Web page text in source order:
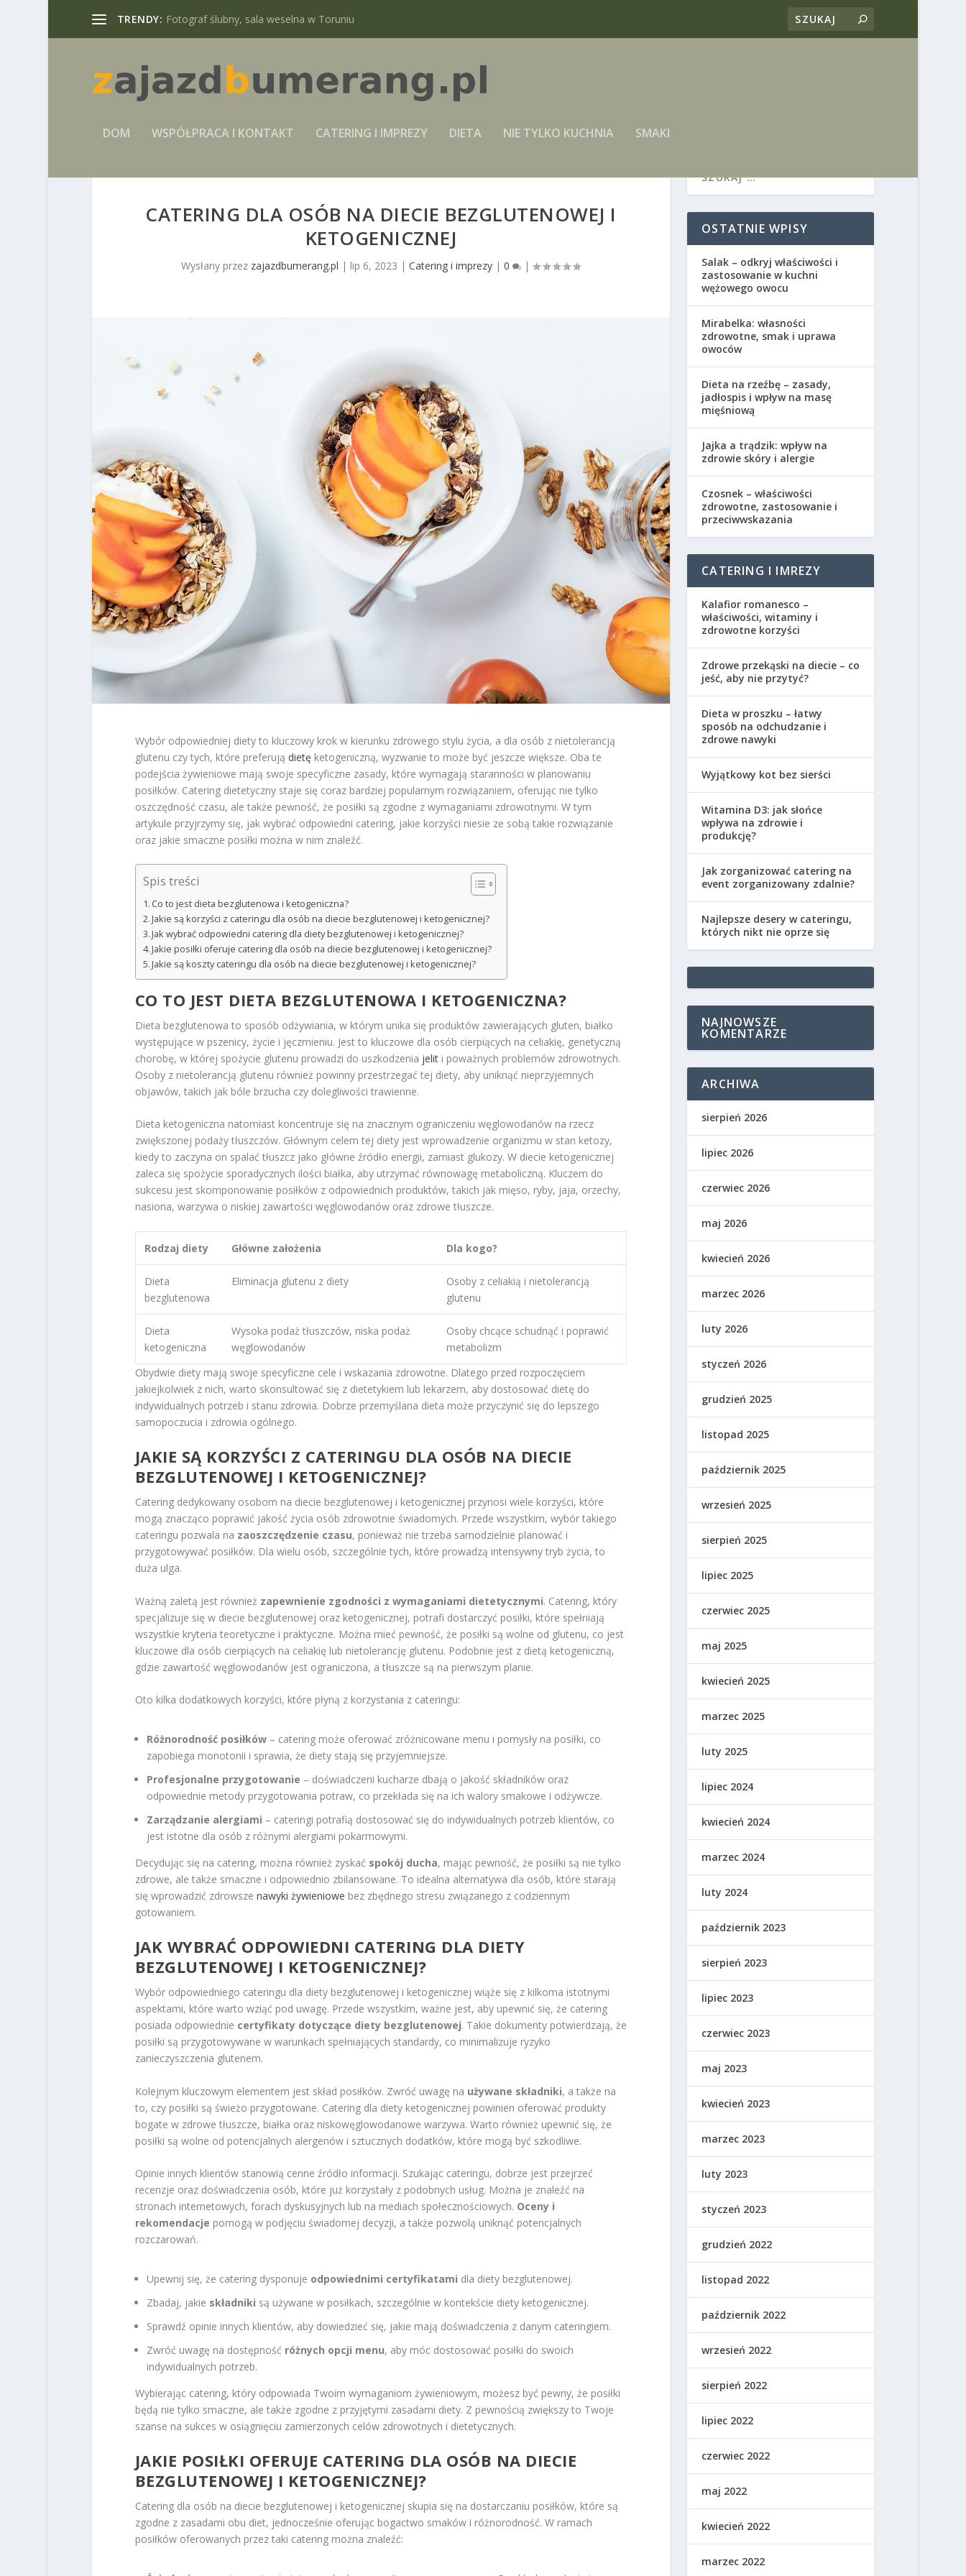
TRENDY: Fotograf ślubny, sala weselna w Toruniu
DOM WSPÓŁPRACA I KONTAKT CATERING I IMPREZY DIETA NIE TYLKO KUCHNIA SMAKI
CATERING DLA OSÓB NA DIECIE BEZGLUTENOWEJ I
KETOGENICZNEJ
Wysłany przez zajazdbumerang.pl | lip 6, 2023 |Catering i imprezy |0 |
Wybór odpowiedniej diety to kluczowy krok w kierunku zdrowego stylu życia, a dla osób z nietolerancją
glutenu czy tych, które preferują dietę ketogeniczną, wyzwanie to może być jeszcze większe. Oba te
podejścia żywieniowe mają swoje specyficzne zasady, które wymagają staranności w planowaniu
posiłków. Catering dietetyczny staje się coraz bardziej popularnym rozwiązaniem, oferując nie tylko
oszczędność czasu, ale także pewność, że posiłki są zgodne z wymaganiami zdrowotnymi. W tym
artykule przyjrzymy się, jak wybrać odpowiedni catering, jakie korzyści niesie ze sobą takie rozwiązanie
oraz jakie smaczne posiłki można w nim znaleźć.
Spis treści
Co to jest dieta bezglutenowa i ketogeniczna?
Jakie są korzyści z cateringu dla osób na diecie bezglutenowej i ketogenicznej?
Jak wybrać odpowiedni catering dla diety bezglutenowej i ketogenicznej?
Jakie posiłki oferuje catering dla osób na diecie bezglutenowej i ketogenicznej?
Jakie są koszty cateringu dla osób na diecie bezglutenowej i ketogenicznej?
CO TO JEST DIETA BEZGLUTENOWA I KETOGENICZNA?
Dieta bezglutenowa to sposób odżywiania, w którym unika się produktów zawierających gluten, białko
występujące w pszenicy, życie i jęczmieniu. Jest to kluczowe dla osób cierpiących na celiakię, genetyczną
chorobę, w której spożycie glutenu prowadzi do uszkodzenia jeliti poważnych problemów zdrowotnych.
Osoby z nietolerancją glutenu również powinny przestrzegać tej diety, aby uniknąć nieprzyjemnych
objawów, takich jak bóle brzucha czy dolegliwości trawienne.
Dieta ketogeniczna natomiast koncentruje się na znacznym ograniczeniu węglowodanów na rzecz
zwiększonej podaży tłuszczów. Głównym celem tej diety jest wprowadzenie organizmu w stan ketozy,
kiedy to zaczyna on spalać tłuszcz jako główne źródło energii, zamiast glukozy. W diecie ketogenicznej
zaleca się spożycie sporadycznych ilości białka, aby utrzymać równowagę metaboliczną. Kluczem do
sukcesu jest skomponowanie posiłków z odpowiednich produktów, takich jak mięso, ryby, jaja, orzechy,
nasiona, warzywa o niskiej zawartości węglowodanów oraz zdrowe tłuszcze.
Rodzaj diety Główne założenia Dla kogo?
Dieta
bezglutenowa
Eliminacja glutenu z diety
Osoby z celiakią i nietolerancją
glutenu
Dieta
ketogeniczna
Wysoka podaż tłuszczów, niska podaż
węglowodanów
Osoby chcące schudnąć i poprawić
metabolizm
Obydwie diety mają swoje specyficzne cele i wskazania zdrowotne. Dlatego przed rozpoczęciem
jakiejkolwiek z nich, warto skonsultować się z dietetykiem lub lekarzem, aby dostosować dietę do
indywidualnych potrzeb i stanu zdrowia. Dobrze przemyślana dieta może przyczynić się do lepszego
samopoczucia i zdrowia ogólnego.
JAKIE SĄ KORZYŚCI Z CATERINGU DLA OSÓB NA DIECIE
BEZGLUTENOWEJ I KETOGENICZNEJ?
Catering dedykowany osobom na diecie bezglutenowej i ketogenicznej przynosi wiele korzyści, które
mogą znacząco poprawić jakość życia osób zdrowotnie świadomych. Przede wszystkim, wybór takiego
cateringu pozwala na zaoszczędzenie czasu, ponieważ nie trzeba samodzielnie planować i
przygotowywać posiłków. Dla wielu osób, szczególnie tych, które prowadzą intensywny tryb życia, to
duża ulga.
Ważną zaletą jest również zapewnienie zgodności z wymaganiami dietetycznymi. Catering, który
specjalizuje się w diecie bezglutenowej oraz ketogenicznej, potrafi dostarczyć posiłki, które spełniają
wszystkie kryteria teoretyczne i praktyczne. Można mieć pewność, że posiłki są wolne od glutenu, co jest
kluczowe dla osób cierpiących na celiakię lub nietolerancję glutenu. Podobnie jest z dietą ketogeniczną,
gdzie zawartość węglowodanów jest ograniczona, a tłuszcze są na pierwszym planie.
Oto kilka dodatkowych korzyści, które płyną z korzystania z cateringu:
Różnorodność posiłków– catering może oferować zróżnicowane menu i pomysły na posiłki, co
zapobiega monotonii i sprawia, że diety stają się przyjemniejsze.
Profesjonalne przygotowanie – doświadczeni kucharze dbają o jakość składników oraz
odpowiednie metody przygotowania potraw, co przekłada się na ich walory smakowe i odżywcze.
Zarządzanie alergiami – cateringi potrafią dostosować się do indywidualnych potrzeb klientów, co
jest istotne dla osób z różnymi alergiami pokarmowymi.
Decydując się na catering, można również zyskać spokój ducha, mając pewność, że posiłki są nie tylko
zdrowe, ale także smaczne i odpowiednio zbilansowane. To idealna alternatywa dla osób, które starają
się wprowadzić zdrowsze nawyki żywieniowe bez zbędnego stresu związanego z codziennym
gotowaniem.
JAK WYBRAĆ ODPOWIEDNI CATERING DLA DIETY
BEZGLUTENOWEJ I KETOGENICZNEJ?
Wybór odpowiedniego cateringu dla diety bezglutenowej i ketogenicznej wiąże się z kilkoma istotnymi
aspektami, które warto wziąć pod uwagę. Przede wszystkim, ważne jest, aby upewnić się, że catering
posiada odpowiednie certyfikaty dotyczące diety bezglutenowej. Takie dokumenty potwierdzają, że
posiłki są przygotowywane w warunkach spełniających standardy, co minimalizuje ryzyko
zanieczyszczenia glutenem.
Kolejnym kluczowym elementem jest skład posiłków. Zwróć uwagę na używane składniki, a także na
to, czy posiłki są świeżo przygotowane. Catering dla diety ketogenicznej powinien oferować produkty
bogate w zdrowe tłuszcze, białka oraz niskowęglowodanowe warzywa. Warto również upewnić się, że
posiłki są wolne od potencjalnych alergenów i sztucznych dodatków, które mogą być szkodliwe.
Opinie innych klientów stanowią cenne źródło informacji. Szukając cateringu, dobrze jest przejrzeć
recenzje oraz doświadczenia osób, które już korzystały z podobnych usług. Można je znaleźć na
stronach internetowych, forach dyskusyjnych lub na mediach społecznościowych. Oceny i
rekomendacje pomogą w podjęciu świadomej decyzji, a także pozwolą uniknąć potencjalnych
rozczarowań.
Upewnij się, że catering dysponuje odpowiednimi certyfikatami dla diety bezglutenowej.
Zbadaj, jakie składniki są używane w posiłkach, szczególnie w kontekście diety ketogenicznej.
Sprawdź opinie innych klientów, aby dowiedzieć się, jakie mają doświadczenia z danym cateringiem.
Zwróć uwagę na dostępność różnych opcji menu, aby móc dostosować posiłki do swoich
indywidualnych potrzeb.
Wybierając catering, który odpowiada Twoim wymaganiom żywieniowym, możesz być pewny, że posiłki
będą nie tylko smaczne, ale także zgodne z przyjętymi zasadami diety. Z pewnością zwiększy to Twoje
szanse na sukces w osiągnięciu zamierzonych celów zdrowotnych i dietetycznych.
JAKIE POSIŁKI OFERUJE CATERING DLA OSÓB NA DIECIE
BEZGLUTENOWEJ I KETOGENICZNEJ?
Catering dla osób na diecie bezglutenowej i ketogenicznej skupia się na dostarczaniu posiłków, które są
zgodne z zasadami obu diet, jednocześnie oferując bogactwo smaków i różnorodność. W ramach
posiłków oferowanych przez taki catering można znaleźć:
OSTATNIE WPISY
Salak – odkryj właściwości i
zastosowanie w kuchni
wężowego owocu
Mirabelka: własności
zdrowotne, smak i uprawa
owoców
Dieta na rzeźbę – zasady,
jadłospis i wpływ na masę
mięśniową
Jajka a trądzik: wpływ na
zdrowie skóry i alergie
Czosnek – właściwości
zdrowotne, zastosowanie i
przeciwwskazania
CATERING I IMREZY
Kalafior romanesco –
właściwości, witaminy i
zdrowotne korzyści
Zdrowe przekąski na diecie – co
jeść, aby nie przytyć?
Dieta w proszku – łatwy
sposób na odchudzanie i
zdrowe nawyki
Wyjątkowy kot bez sierści
Witamina D3: jak słońce
wpływa na zdrowie i
produkcję?
Jak zorganizować catering na
event zorganizowany zdalnie?
Najlepsze desery w cateringu,
których nikt nie oprze się
NAJNOWSZE
KOMENTARZE
ARCHIWA
sierpień 2026
lipiec 2026
czerwiec 2026
maj 2026
kwiecień 2026
marzec 2026
luty 2026
styczeń 2026
grudzień 2025
listopad 2025
październik 2025
wrzesień 2025
sierpień 2025
lipiec 2025
czerwiec 2025
maj 2025
kwiecień 2025
marzec 2025
luty 2025
lipiec 2024
kwiecień 2024
marzec 2024
luty 2024
październik 2023
sierpień 2023
lipiec 2023
czerwiec 2023
maj 2023
kwiecień 2023
marzec 2023
luty 2023
styczeń 2023
grudzień 2022
listopad 2022
październik 2022
wrzesień 2022
sierpień 2022
lipiec 2022
czerwiec 2022
maj 2022
kwiecień 2022
marzec 2022